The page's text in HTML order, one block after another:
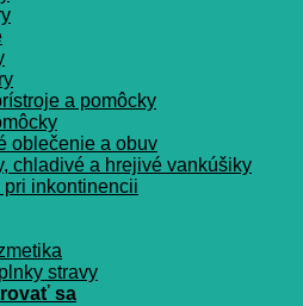
a pomôcky
oblečenie a obuv
chladivé a hrejivé vankúšiky
pri inkontinencii
stravy
sa